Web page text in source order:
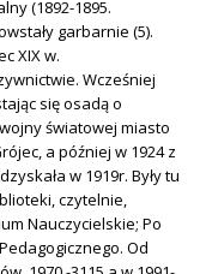
(1892-1895.
garbarnie (5).
XIX w.
Wcześniej
się osadą o
światowej miasto
a później w 1924 z
w 1919r. Były tu
czytelnie,
Nauczycielskie; Po
Od